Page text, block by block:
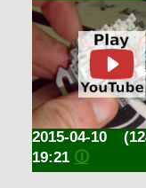
2015-04-10
19:21 🛈